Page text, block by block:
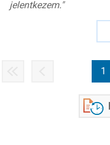
jelentkezem."
1